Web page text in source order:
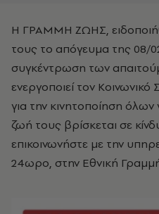
Η ΓΡΑΜΜΗ ΖΩΗΣ,
τους το απόγευμα της 08/
συγκέντρωση των
ενεργοποιεί τον
για την κινητοποίηση
ζωή τους βρίσκεται σε
επικοινωνήστε με την
24ωρο, στην Εθνική